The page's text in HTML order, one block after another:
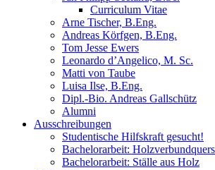
Curriculum Vitae
Arne Tischer, B.Eng.
Andreas Körfgen, B.Eng.
Tom Jesse Ewers
Leonardo d’Angelico, M. Sc.
Matti von Taube
Luisa Ilse, B.Eng.
Dipl.-Bio. Andreas Gallschütz
Alumni
Ausschreibungen
Studentische Hilfskraft gesucht!
Bachelorarbeit:
Bachelorarbeit: Ställe aus Holz